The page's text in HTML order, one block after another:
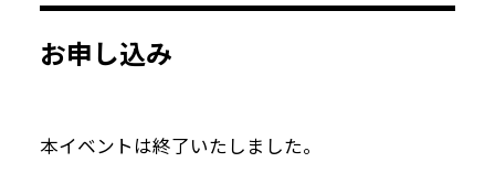
お申し込み
本イベントは終了いたしました。